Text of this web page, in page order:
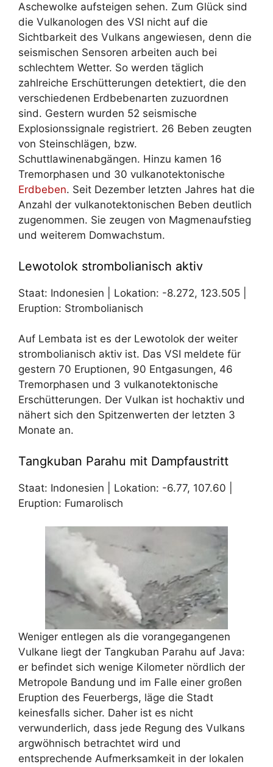
Aschewolke aufsteigen sehen. Zum Glück sind
die Vulkanologen des VSI nicht auf die
Sichtbarkeit des Vulkans angewiesen, denn die
seismischen Sensoren arbeiten auch bei
schlechtem Wetter. So werden täglich
zahlreiche Erschütterungen detektiert, die den
verschiedenen Erdbebenarten zuzuordnen
sind. Gestern wurden 52 seismische
Explosionssignale registriert. 26 Beben zeugten
von Steinschlägen, bzw.
Schuttlawinenabgängen. Hinzu kamen 16
Tremorphasen und 30 vulkanotektonische
Erdbeben. Seit Dezember letzten Jahres hat die
Anzahl der vulkanotektonischen Beben deutlich
zugenommen. Sie zeugen von Magmenaufstieg
und weiterem Domwachstum.
Lewotolok strombolianisch aktiv
Staat: Indonesien | Lokation: -8.272, 123.505 |
Eruption: Strombolianisch
Auf Lembata ist es der Lewotolok der weiter
strombolianisch aktiv ist. Das VSI meldete für
gestern 70 Eruptionen, 90 Entgasungen, 46
Tremorphasen und 3 vulkanotektonische
Erschütterungen. Der Vulkan ist hochaktiv und
nähert sich den Spitzenwerten der letzten 3
Monate an.
Tangkuban Parahu mit Dampfaustritt
Staat: Indonesien | Lokation: -6.77, 107.60 |
Eruption: Fumarolisch
Weniger entlegen als die vorangegangenen
Vulkane liegt der Tangkuban Parahu auf Java:
er befindet sich wenige Kilometer nördlich der
Metropole Bandung und im Falle einer großen
Eruption des Feuerbergs, läge die Stadt
keinesfalls sicher. Daher ist es nicht
verwunderlich, dass jede Regung des Vulkans
argwöhnisch betrachtet wird und
entsprechende Aufmerksamkeit in der lokalen